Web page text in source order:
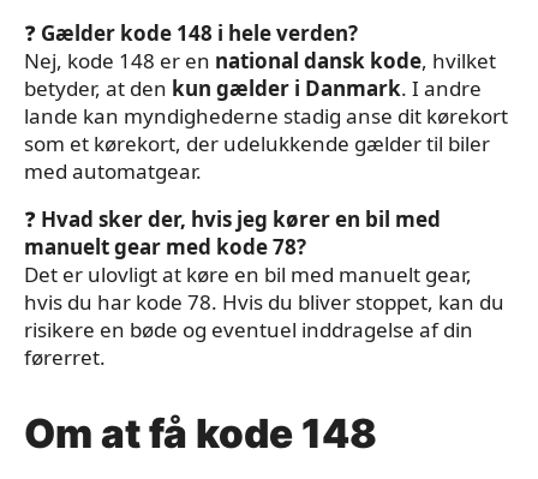
❓ Gælder kode 148 i hele verden?
Nej, kode 148 er en national dansk kode, hvilket
betyder, at den kun gælder i Danmark. I andre
lande kan myndighederne stadig anse dit kørekort
som et kørekort, der udelukkende gælder til biler
med automatgear.
❓ Hvad sker der, hvis jeg kører en bil med
manuelt gear med kode 78?
Det er ulovligt at køre en bil med manuelt gear,
hvis du har kode 78. Hvis du bliver stoppet, kan du
risikere en bøde og eventuel inddragelse af din
førerret.
Om at få kode 148